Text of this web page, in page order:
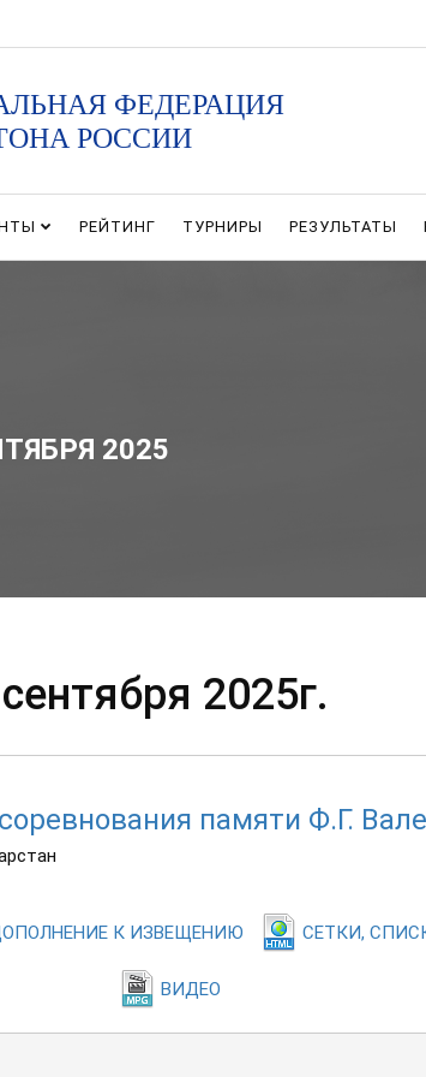
ФЕДЕРАЦИЯ
РОССИИ
РЕЙТИНГ ТУРНИРЫ РЕЗУЛЬТАТЫ
2025
2025г.
памяти Ф.Г.
К ИЗВЕЩЕНИЮ СЕТКИ,
ВИДЕО